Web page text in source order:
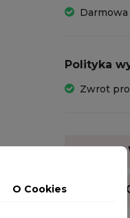
Polityka
Zwrot
SKŁAD
OPIS
O Cookies